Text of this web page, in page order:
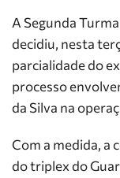
A Segunda
decidiu, nesta
parcialidade do
processo
da Silva na
Com a medida, a
do triplex do